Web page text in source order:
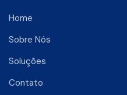
Home
Sobre Nós
Soluções
Contato